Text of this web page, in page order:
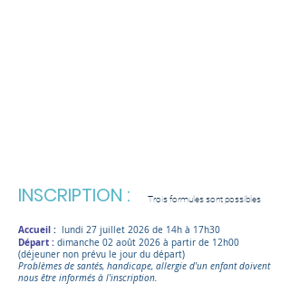
INSCRIPTION : Trois formules sont possibles
Accueil : lundi 27 juillet 2026 de 14h à 17h30
Départ : dimanche 02 août 2026 à partir de 12h00
(déjeuner non prévu le jour du départ)
Problèmes de santés, handicape, allergie d'un enfant doivent
nous être informés à l'inscription.